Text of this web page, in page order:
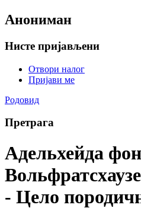
Анониман
Нисте пријављени
Отвори налог
Пријави ме
Родовид
Претрага
Адельхейда фон
- Цело